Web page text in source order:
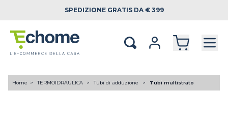
SPEDIZIONE GRATIS DA € 399
Home TERMOIDRAULICA Tubi di adduzione Tubi multistrato